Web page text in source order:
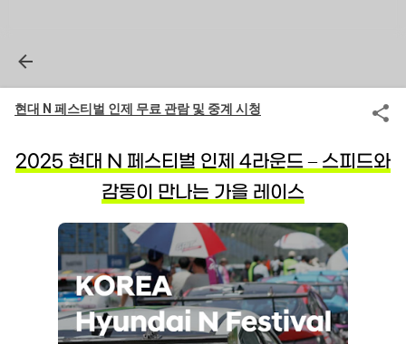
현대 N 페스티벌 인제 무료 관람 및 중계 시청
2025 현대 N 페스티벌 인제 4라운드 – 스피드와
감동이 만나는 가을 레이스